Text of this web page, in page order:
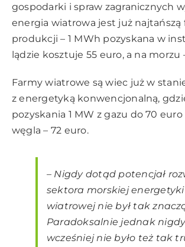
gospodarki i spraw zagranicznych
energia wiatrowa jest już najtańszą
produkcji – 1 MWh pozyskana w
lądzie kosztuje 55 euro, a na morzu
Farmy wiatrowe są wiec już w
z energetyką konwencjonalną,
pozyskania 1 MW z gazu do 70 euro
węgla – 72 euro.
– Nigdy dotąd potencjał
sektora morskiej energetyki
wiatrowej nie był tak
Paradoksalnie jednak
wcześniej nie było też tak